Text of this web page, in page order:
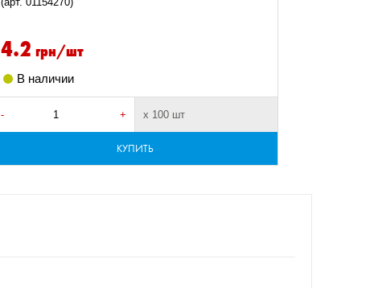
4.2 грн/шт
В наличии
- + х 100 шт
КУПИТЬ